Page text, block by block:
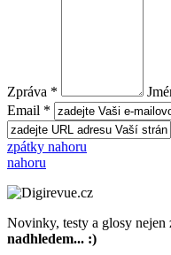
Zpráva *
Email *
zpátky nahoru
nahoru
Novinky, testy a glosy nejen
nadhledem... :)